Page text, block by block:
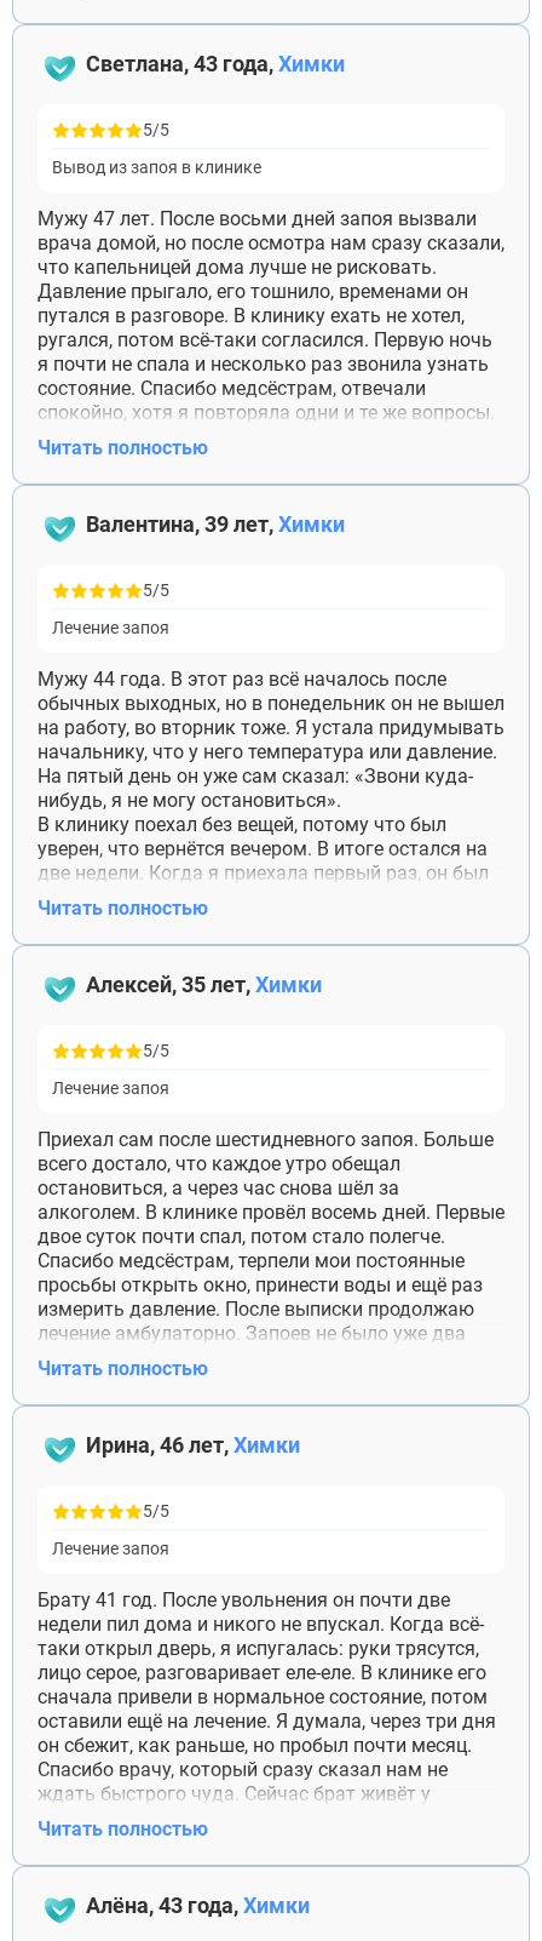
Светлана, 43 года,Химки
5/5
Вывод из запоя в клинике
Мужу 47 лет. После восьми дней запоя вызвали
врача домой, но после осмотра нам сразу сказали,
что капельницей дома лучше не рисковать.
Давление прыгало, его тошнило, временами он
путался в разговоре. В клинику ехать не хотел,
ругался, потом всё-таки согласился. Первую ночь
я почти не спала и несколько раз звонила узнать
состояние. Спасибо медсёстрам, отвечали
спокойно, хотя я повторяла одни и те же вопросы.
Муж пробыл в стационаре шесть дней. После
выписки слабость ещё оставалась, но хотя бы мог
нормально есть и ходить. Сейчас продолжает
Читать полностью
Валентина, 39 лет,Химки
5/5
Лечение запоя
Мужу 44 года. В этот раз всё началось после
обычных выходных, но в понедельник он не вышел
на работу, во вторник тоже. Я устала придумывать
начальнику, что у него температура или давление.
На пятый день он уже сам сказал: «Звони куда-
нибудь, я не могу остановиться».
В клинику поехал без вещей, потому что был
уверен, что вернётся вечером. В итоге остался на
две недели. Когда я приехала первый раз, он был
злой и сказал, что я специально его там оставила.
Через несколько дней уже разговаривал
нормально и сам согласился обсудить
дальнейшее лечение.
Прошло четыре месяца. Легко не стало: дома
спрашиваю, где был. Но на работу вернулся,
Спасибо специалисту, который объяснил и мужу, и
начинается.
Читать полностью
Алексей, 35 лет,Химки
5/5
Лечение запоя
Приехал сам после шестидневного запоя. Больше
всего достало, что каждое утро обещал
остановиться, а через час снова шёл за
алкоголем. В клинике провёл восемь дней. Первые
двое суток почти спал, потом стало полегче.
Спасибо медсёстрам, терпели мои постоянные
просьбы открыть окно, принести воды и ещё раз
измерить давление. После выписки продолжаю
лечение амбулаторно. Запоев не было уже два
месяца, хотя один раз всё-таки выпил вечером. На
следующий день сам позвонил врачу, не стал
скрывать.
Читать полностью
Ирина, 46 лет,Химки
5/5
Лечение запоя
Брату 41 год. После увольнения он почти две
недели пил дома и никого не впускал. Когда всё-
таки открыл дверь, я испугалась: руки трясутся,
лицо серое, разговаривает еле-еле. В клинике его
сначала привели в нормальное состояние, потом
оставили ещё на лечение. Я думала, через три дня
он сбежит, как раньше, но пробыл почти месяц.
Спасибо врачу, который сразу сказал нам не
ждать быстрого чуда. Сейчас брат живёт у
родителей, ищет работу и продолжает приезжать
на консультации. Иногда ворчит, что его все
контролируют, но хотя бы больше не исчезает на
Читать полностью
Алёна, 43 года,Химки